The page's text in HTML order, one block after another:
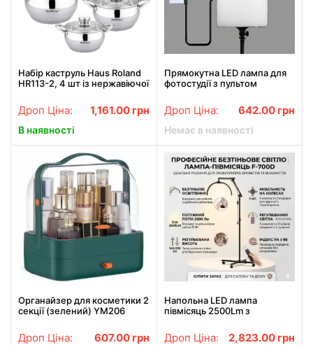
Набір каструль Haus Roland
HR113-2, 4 шт із нержавіючої
Сріблястий (HR113-2)
Дроп Ціна: 1,161.00 грн
В наявності
Прямокутна LED лампа для
фотостудії з пультом
RL-24
Дроп Ціна: 642.00 грн
Немає в наявності
Органайзер для косметики 2
секції (зелений) YM206
Дроп Ціна: 607.00 грн
Напольна LED лампа
півмісяць 2500Lm з
висоти 31W F-700D
Дроп Ціна: 2,823.00 грн